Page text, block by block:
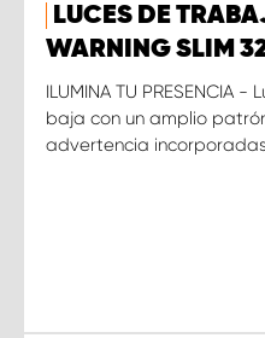
LUCES DE
WARNING SLIM
ILUMINA TU
baja con un amplio
advertencia